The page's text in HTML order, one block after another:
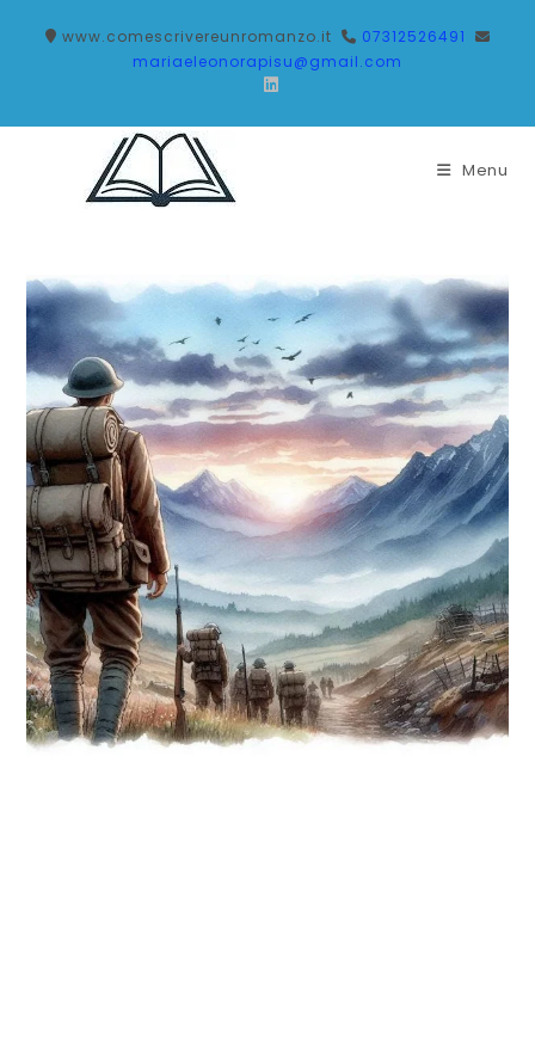
www.comescrivereunromanzo.it
07312526491
mariaeleonorapisu@gmail.com
Menu